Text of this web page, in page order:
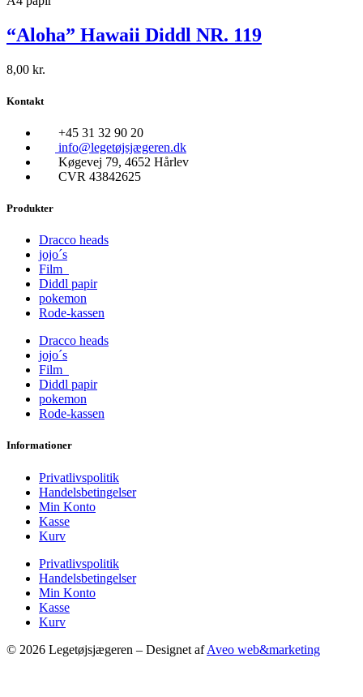
“Aloha” Hawaii Diddl NR. 119
8,00 kr.
Kontakt
+45 31 32 90 20
info@legetøjsjægeren.dk
Køgevej 79, 4652 Hårlev
CVR 43842625
Produkter
Dracco heads
jojo´s
Film
Diddl papir
pokemon
Rode-kassen
Dracco heads
jojo´s
Film
Diddl papir
pokemon
Rode-kassen
Informationer
Privatlivspolitik
Handelsbetingelser
Min Konto
Kasse
Kurv
Privatlivspolitik
Handelsbetingelser
Min Konto
Kasse
Kurv
© 2026 Legetøjsjægeren – Designet afAveo web&marketing